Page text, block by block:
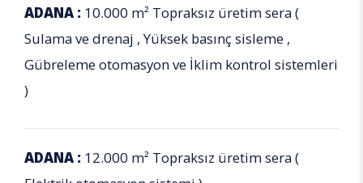
ADANA : 10.000 m² Topraksız üretim sera (
Sulama ve drenaj , Yüksek basınç sisleme ,
Gübreleme otomasyon ve İklim kontrol sistemleri
)
ADANA : 12.000 m² Topraksız üretim sera (